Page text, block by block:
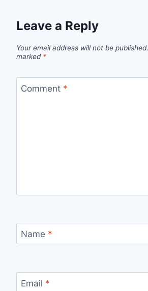
Leave a Reply
Your email address will not be published.
marked *
Comment *
Name *
Email *